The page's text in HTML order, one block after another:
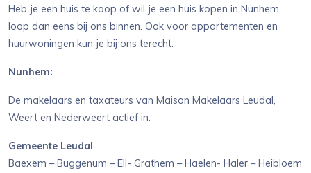
Heb je een huis te koop of wil je een huis kopen in Nunhem,
loop dan eens bij ons binnen. Ook voor appartementen en
huurwoningen kun je bij ons terecht.
Nunhem:
De makelaars en taxateurs van Maison Makelaars Leudal,
Weert en Nederweert actief in:
Gemeente Leudal
Baexem – Buggenum – Ell- Grathem – Haelen- Haler – Heibloem